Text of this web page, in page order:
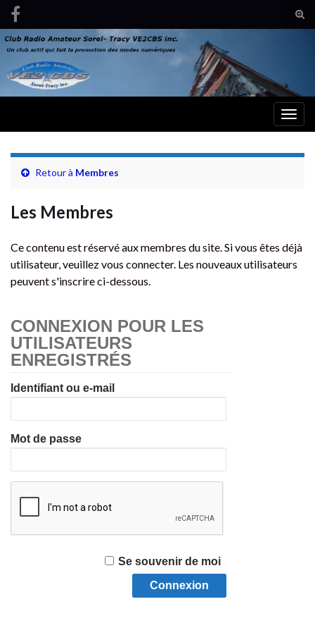
Search for:
Retour à Membres
Les Membres
Ce contenu est réservé aux membres du site. Si vous êtes déjà
utilisateur, veuillez vous connecter. Les nouveaux utilisateurs
peuvent s'inscrire ci-dessous.
CONNEXION POUR LES
UTILISATEURS
ENREGISTRÉS
Identifiant ou e-mail
Mot de passe
Se souvenir de moi